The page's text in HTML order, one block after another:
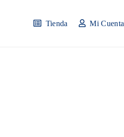
Tienda Mi Cuenta